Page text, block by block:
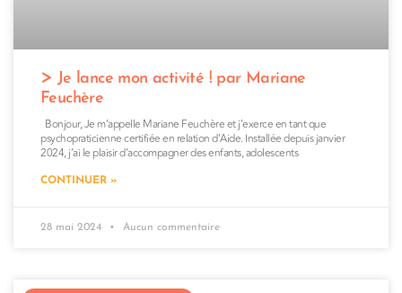
Je lance mon activité ! par Mariane
Feuchère
Bonjour, Je m’appelle Mariane Feuchère et j’exerce en tant que
psychopraticienne certifiée en relation d’Aide. Installée depuis janvier
2024, j’ai le plaisir d’accompagner des enfants, adolescents
CONTINUER »
28 mai 2024 Aucun commentaire